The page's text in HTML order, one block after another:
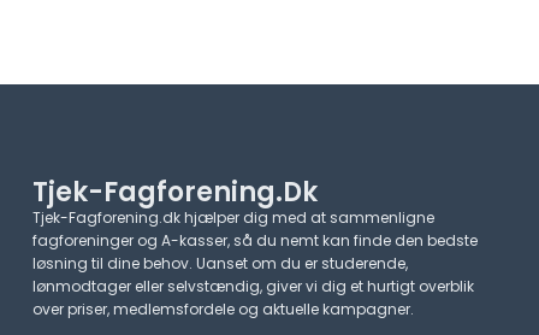
Tjek-Fagforening.dk
Tjek-Fagforening.dk hjælper dig med at sammenligne
fagforeninger og A-kasser, så du nemt kan finde den bedste
løsning til dine behov. Uanset om du er studerende,
lønmodtager eller selvstændig, giver vi dig et hurtigt overblik
over priser, medlemsfordele og aktuelle kampagner.​